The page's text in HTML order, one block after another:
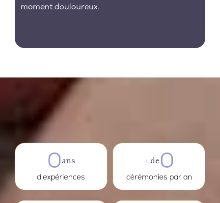
moment douloureux.
0ans
d'expériences
+ de0
cérémonies par an